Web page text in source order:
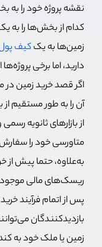
نقشه پروژه خود را
کدام از بخش‌ها را به
زمین‌ها به یککیف پول
دارید، اما برخی پروژه‌ها
اگر قصد خرید زمین در
آن را به طور مستقیم از
متاورسی خود را
به‌علاوه، حتما پیش از
ریسک‌های مالی موجود
پس از اتمام فرآیند
بازدیدکنندگان
زمین یا ملک خود به